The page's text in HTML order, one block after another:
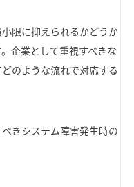
限に抑えられるかどうか
企業として重視すべきな
のような流れで対応する
きシステム障害発生時の